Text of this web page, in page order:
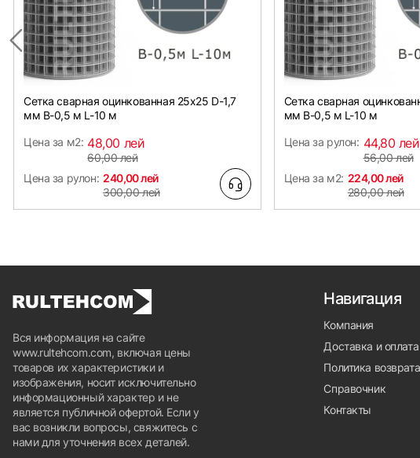
Сетка сварная оцинкованная 25х25 D-1,7
мм B-0,5 м L-10 м
Цена за м2: 48,00 лей
60,00 лей
Цена за рулон: 240,00 лей
300,00 лей
Сетка сварная
мм B-0,5 м L-10 м
Цена за рулон: 44,80 лей
56,00 лей
Цена за м2: 224,00 лей
280,00 лей
Вся информация на сайте
www.rultehcom.com, включая цены
товаров их характеристики и
изображения, носит исключительно
информационный характер и не
является публичной офертой. Если у
вас возникли вопросы, свяжитесь с
нами для уточнения всех деталей.
Навигация
Компания
Доставка и оплата
Политика возврата
Справочник
Контакты